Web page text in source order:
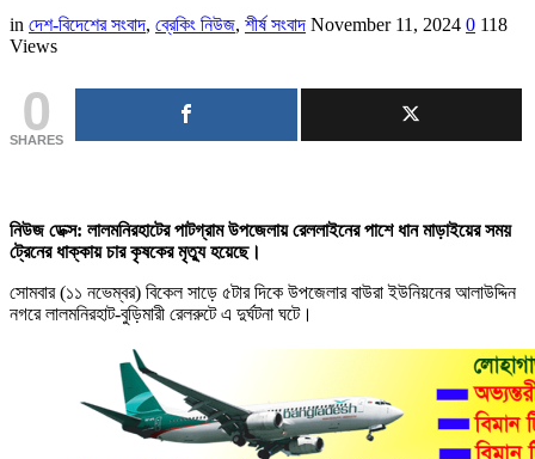
in দেশ-বিদেশের সংবাদ, ব্রেকিং নিউজ, শীর্ষ সংবাদ November 11, 2024 0 118
Views
0
SHARES
নিউজ ডেক্স: লালমনিরহাটের পাটগ্রাম উপজেলায় রেললাইনের পাশে ধান মাড়াইয়ের সময়
ট্রেনের ধাক্কায় চার কৃষকের মৃত্যু হয়েছে।
সোমবার (১১ নভেম্বর) বিকেল সাড়ে ৫টার দিকে উপজেলার বাউরা ইউনিয়নের আলাউদ্দিন
নগরে লালমনিরহাট-বুড়িমারী রেলরুটে এ দুর্ঘটনা ঘটে।